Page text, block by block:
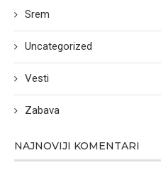
Srem
Uncategorized
Vesti
Zabava
NAJNOVIJI KOMENTARI